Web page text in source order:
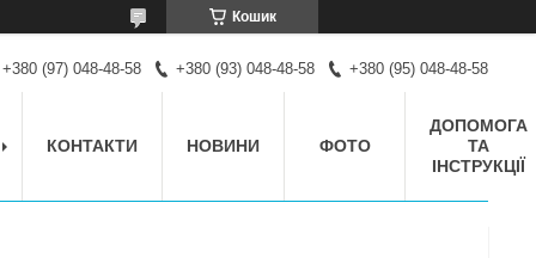
Кошик
+380 (97) 048-48-58 +380 (93) 048-48-58 +380 (95) 048-48-58
КОНТАКТИ НОВИНИ ФОТО
ДОПОМОГА
ТА
ІНСТРУКЦІЇ